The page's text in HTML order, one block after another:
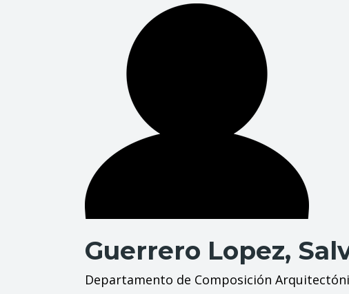
Guerrero Lopez,
Departamento de Composición